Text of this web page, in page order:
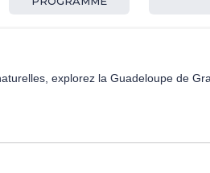
explorez la Guadeloupe de